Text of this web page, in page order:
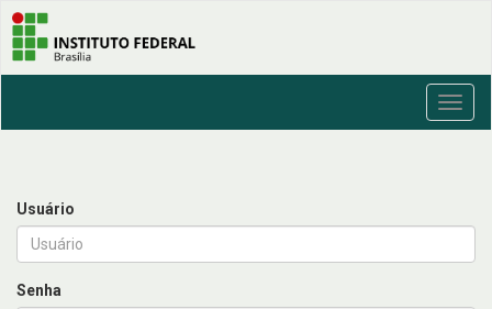
Usuário
Senha